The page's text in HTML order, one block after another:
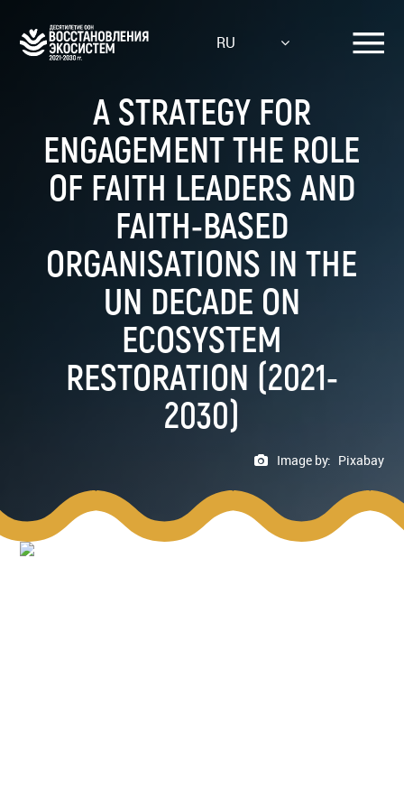
main
RU
A STRATEGY FOR
ENGAGEMENT THE ROLE
OF FAITH LEADERS AND
FAITH-BASED
ORGANISATIONS IN THE
UN DECADE ON
ECOSYSTEM
RESTORATION (2021-
2030)
Image by: Pixabay